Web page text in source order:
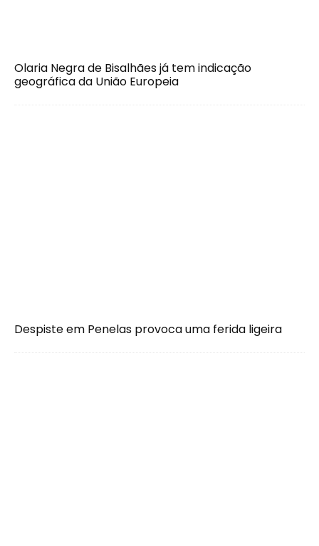
Olaria Negra de Bisalhães já tem indicação
geográfica da União Europeia
Despiste em Penelas provoca uma ferida ligeira